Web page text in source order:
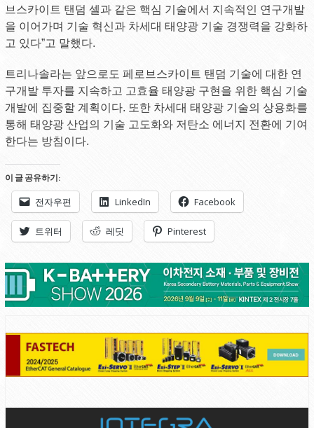
브스카이트 탠덤 셀과 같은 핵심 기술에서 지속적인 연구개발
을 이어가며 기술 혁신과 차세대 태양광 기술 경쟁력을 강화하
고 있다”고 말했다.
트리나솔라는 앞으로도 페로브스카이트 탠덤 기술에 대한 연
구개발 투자를 지속하고 고효율 태양광 구현을 위한 핵심 기술
개발에 집중할 계획이다. 또한 차세대 태양광 기술의 상용화를
통해 태양광 산업의 기술 고도화와 저탄소 에너지 전환에 기여
한다는 방침이다.
이 글 공유하기:
전자우편 LinkedIn Facebook
트위터 레딧 Pinterest